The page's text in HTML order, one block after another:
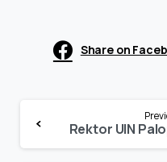
Share on
Reading